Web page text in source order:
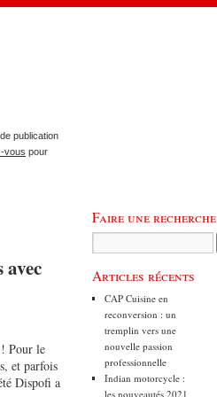
publication
vous pour
! Pour le
et parfois
Dispofi a
Faire une recherche
Articles récents
CAP Cuisine en
reconversion : un
tremplin vers une
nouvelle passion
professionnelle
Indian motorcycle :
les nouveautés 2021